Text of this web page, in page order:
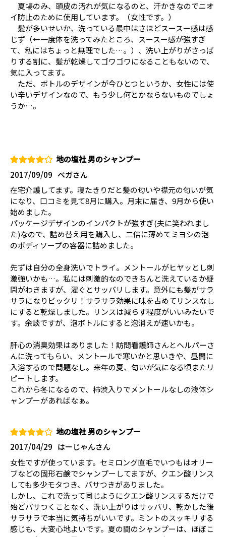
夏場のみ、頭皮の汚れが気になるのと、汗かきなのでニオ
イ防止のために使用しています。（女性です。）
髪が多いせいか、洗っている最中はさほどスースー感は感
じず（←一度体を洗ってみたところ、スースー感が強すぎ
て、私にはちょっと無理でした…。）、洗い上がりがさっぱ
りする割に、髪が乾燥してゴワゴワになることもないので、
気に入ってます。
ただ、ボトルのデザインが今ひとつというか、女性には使
い辛いデザインなので、もう少し何とかならないものでしょ
うか…。
地の塩社 男のシャンプー
ベガさん
2017/09/09
在宅介護してます。寝たきりだと髪の匂いや襟元の匂いが気
になり、口コミを見て8月に購入。月末に届き、9月から使い
始めました。
パッケージデザインのインパクトが強すぎ(夫に笑われまし
た)なので、詰め替え用を購入し、二倍に薄めてミヨシの泡
のボディソープの容器に詰めました。
先ずは自分の全身洗いでトライ。メントールがヒヤッとし刺
激強いかも…。私には刺激的なのできちんと洗えているか疑
問がわきますが、濯ぐとサッパリします。意外にも髪がサラ
サラになりビックリ！サラサラ効果に味を占めてリンスなし
にすると乾燥しました。リンスは減らす程度がいいみたいで
す。余談ですが、泡ボトルにすると泡消えが速いかも。
肝心の消臭効果はありました！訪問看護師さんとヘルパーさ
んに洗ってもらい、メントールで寒いかと思いきや、昼間に
入浴するので問題なし。来年の夏、匂いが気になる頃またリ
ピートします。
これから冬になるので、柿渋入りでメントールなしの液体シ
ャンプーがあればなぁ。
地の塩社 男のシャンプー
はーじゃんさん
2017/04/29
女性ですが使っています。セミロング直毛でいつもはオリー
ブなどの固形石鹸でシャンプーしてますが、クエン酸リンス
しても多少モタつき、パサつきがありました。
しかし、これで洗って同じようにクエン酸リンスするだけで
殆どパサつくことなく、洗い上がりはサッパリ、乾かした後
サラサラで本当に気持ちがいいです。ミントのスッキリする
感じも、大変心地よいです。夏の間のシャンプーは、ほぼこ